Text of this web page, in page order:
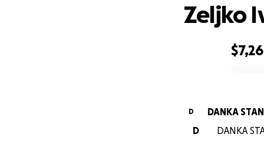
Zeljko
D
DANKA
D
DANKA